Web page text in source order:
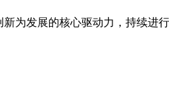
为发展的核心驱动力，持续进